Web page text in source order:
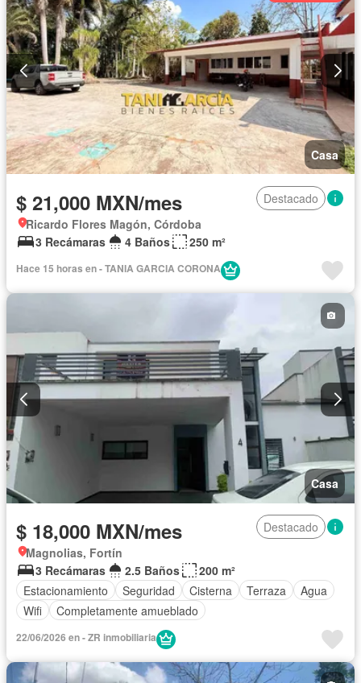
Casa
$ 21,000 MXN/mes
Destacado
Ricardo Flores Magón, Córdoba
3 Recámaras
4 Baños 250 m²
Hace 15 horas en - TANIA GARCIA CORONA
Casa
$ 18,000 MXN/mes
Destacado
Magnolias, Fortín
3 Recámaras
2.5 Baños
200 m²
Estacionamiento
Seguridad Cisterna Terraza
Agua
Wifi
Completamente amueblado
22/06/2026 en - ZR inmobiliaria